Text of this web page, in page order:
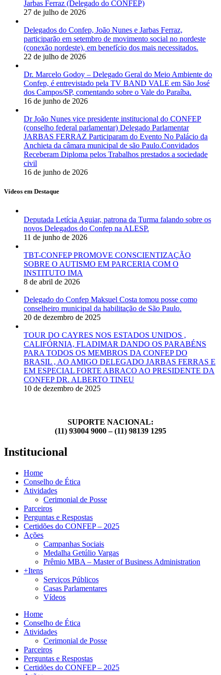
Jarbas Ferraz (Delegado do CONFEP)
27 de julho de 2026
Delegados do Confep, João Nunes e Jarbas Ferraz,
participarão em setembro de movimento social no nordeste
(conexão nordeste), em benefício dos mais necessitados.
22 de julho de 2026
Dr. Marcelo Godoy – Delegado Geral do Meio Ambiente do
Confep, é entrevistado pela TV BAND VALE em São José
dos Campos/SP, comentando sobre o Vale do Paraíba.
16 de junho de 2026
Dr João Nunes vice presidente institucional do CONFEP
(conselho federal parlamentar) Delegado Parlamentar
JARBAS FERRAZ Participaram do Evento No Palácio da
Anchieta da câmara municipal de são Paulo.Convidados
Receberam Diploma pelos Trabalhos prestados a sociedade
civil
16 de junho de 2026
Vídeos em Destaque
Deputada Letícia Aguiar, patrona da Turma falando sobre os
novos Delegados do Confep na ALESP.
11 de junho de 2026
TBT-CONFEP PROMOVE CONSCIENTIZAÇÃO
SOBRE O AUTISMO EM PARCERIA COM O
INSTITUTO IMA
8 de abril de 2026
Delegado do Confep Maksuel Costa tomou posse como
conselheiro municipal da habilitação de São Paulo.
20 de dezembro de 2025
TOUR DO CAYRES NOS ESTADOS UNIDOS ,
CALIFÓRNIA, FLADIMAR DANDO OS PARABÉNS
PARA TODOS OS MEMBROS DA CONFEP DO
BRASIL , AO AMIGO DELEGADO JARBAS FERRAS E
EM ESPECIAL FORTE ABRAÇO AO PRESIDENTE DA
CONFEP DR. ALBERTO TINEU
10 de dezembro de 2025
SUPORTE NACIONAL:
(11) 93004 9000 – (11) 98139 1295
Institucional
Home
Conselho de Ética
Atividades
Cerimonial de Posse
Parceiros
Perguntas e Respostas
Certidões do CONFEP – 2025
Ações
Campanhas Sociais
Medalha Getúlio Vargas
Prêmio MBA – Master of Business Administration
+Itens
Serviços Públicos
Casas Parlamentares
Vídeos
Home
Conselho de Ética
Atividades
Cerimonial de Posse
Parceiros
Perguntas e Respostas
Certidões do CONFEP – 2025